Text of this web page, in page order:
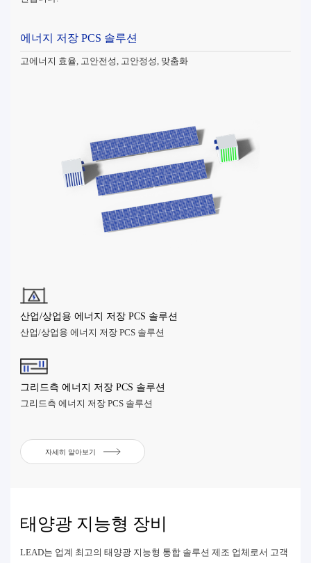
에너지 저장 PCS 솔루션
고에너지 효율, 고안전성, 고안정성, 맞춤화
산업/상업용 에너지 저장 PCS 솔루션
산업/상업용 에너지 저장 PCS 솔루션
그리드측 에너지 저장 PCS 솔루션
그리드측 에너지 저장 PCS 솔루션
자세히 알아보기
태양광 지능형 장비
LEAD는 업계 최고의 태양광 지능형 통합 솔루션 제조 업체로서 고객